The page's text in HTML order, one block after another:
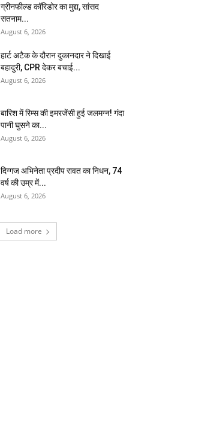
ग्रीनफील्ड कॉरिडोर का मुद्दा, सांसद
सतनाम...
August 6, 2026
हार्ट अटैक के दौरान दुकानदार ने दिखाई
बहादुरी, CPR देकर बचाई...
August 6, 2026
बारिश में रिम्स की इमरजेंसी हुई जलमग्न! गंदा
पानी घुसने का...
August 6, 2026
दिग्गज अभिनेता प्रदीप रावत का निधन, 74
वर्ष की उम्र में...
August 6, 2026
Load more